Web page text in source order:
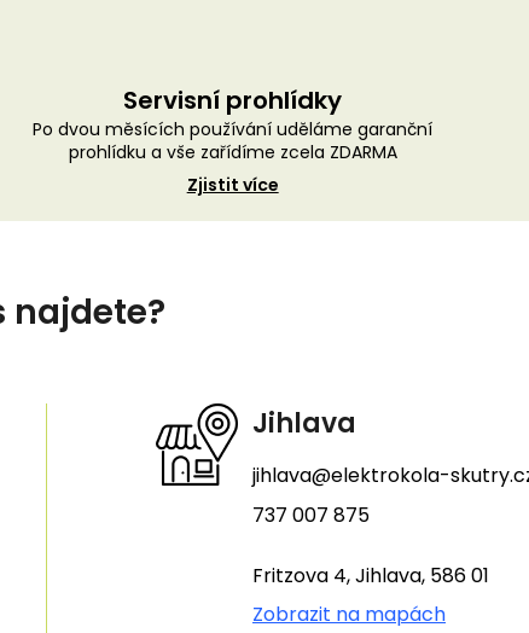
Servisní prohlídky
Po dvou měsících používání uděláme garanční
prohlídku a vše zařídíme zcela ZDARMA
Zjistit více
najdete?
Jihlava
jihlava@elektrokola-
737 007 875
Fritzova 4, Jihlava, 586 01
Zobrazit na mapách